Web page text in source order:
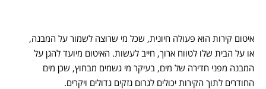
איטום קירות הוא פעולה חיונית, שכל מי שרוצה לשמור על המבנה,
או על הבית שלו לטווח ארוך, חייב לעשות. האיטום מיועד להגן על
המבנה מפני חדירה של מים, בעיקר מי גשמים מבחוץ, שכן מים
החודרים לתוך הקירות יכולים לגרום נזקים גדולים ויקרים.